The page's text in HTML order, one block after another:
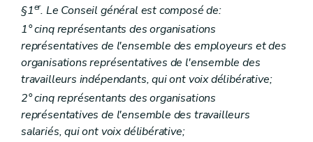
Titre V Aide sociale aux justiciables
Chapitre I
Définitions
Art. 134
Chapitre II Services d'aide sociale aux justiciables
Section 1re
Missions
Art. 135
Art. 136
Art. 137
Section 2 Agrément
Art. 138
§1er. Le Conseil général est composé de:
1° cinq représentants des organisations
représentatives de l'ensemble des employeurs et des
organisations représentatives de l'ensemble des
travailleurs indépendants, qui ont voix délibérative;
2° cinq représentants des organisations
représentatives de l'ensemble des travailleurs
salariés, qui ont voix délibérative;